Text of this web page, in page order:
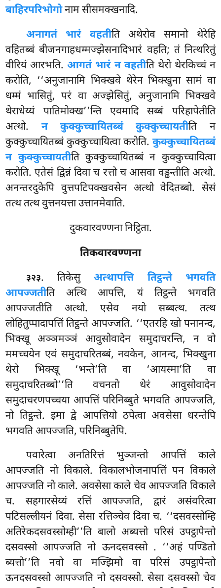
बाहिरपरिभोगोनाम सीसमक्खनादि.
अनागतं भारं वहतीति अथेरोव समानो थेरेहि
वहितब्बं बीजनगाहधम्मज्झेसनादिभारं वहति; तं नित्थरितुं
वीरियं आरभति.आगतं भारं न वहतीति थेरो थेरकिच्चं न
करोति, ‘‘अनुजानामि भिक्खवे थेरेन भिक्खुना सामं वा
धम्मं भासितुं, परं वा अज्झेसितुं, अनुजानामि भिक्खवे
थेराधेय्यं पातिमोक्ख’’न्ति एवमादि सब्बं परिहापेतीति
अत्थो. न कुक्कुच्चायितब्बं कुक्कुच्चायतीति न
कुक्कुच्चायितब्बं कुक्कुच्चायित्वा करोति. कुक्कुच्चायितब्बं
न कुक्कुच्चायतीति कुक्कुच्चायितब्बं न कुक्कुच्चायित्वा
करोति. एतेसं द्विन्नं दिवा च रत्तो च आसवा वड्ढन्तीति अत्थो.
अनन्तरदुकेपि वुत्तपटिपक्खवसेन अत्थो वेदितब्बो. सेसं
तत्थ तत्थ वुत्तनयत्ता उत्तानमेवाति.
दुकवारवण्णना निट्ठिता.
तिकवारवण्णना
३२३. तिकेसुअत्थापत्ति तिट्ठन्ते भगवति
आपज्जतीति अत्थि आपत्ति, यं तिट्ठन्ते भगवति
आपज्जतीति अत्थो. एसेव नयो सब्बत्थ. तत्थ
लोहितुप्पादापत्तिं तिट्ठन्ते आपज्जति. ‘‘एतरहि खो पनानन्द,
भिक्खू अञ्ञमञ्ञं आवुसोवादेन समुदाचरन्ति, न वो
ममच्चयेन एवं समुदाचरितब्बं, नवकेन, आनन्द, भिक्खुना
थेरो भिक्खू ‘भन्ते’ति वा ‘आयस्मा’ति वा
समुदाचरितब्बो’’ति वचनतो थेरं आवुसोवादेन
समुदाचरणपच्चया आपत्तिं परिनिब्बुते भगवति आपज्जति,
नो तिट्ठन्ते. इमा द्वे आपत्तियो ठपेत्वा अवसेसा धरन्तेपि
भगवति आपज्जति, परिनिब्बुतेपि.
पवारेत्वा अनतिरित्तं भुञ्जन्तो आपत्तिं काले
आपज्जति नो विकाले. विकालभोजनापत्तिं पन विकाले
आपज्जति नो काले. अवसेसाकाले चेव आपज्जति विकाले
च. सहगारसेय्यं रत्तिं आपज्जति, द्वारं असंवरित्वा
पटिसल्लीयनं दिवा. सेसा रत्तिञ्चेव दिवा च. ‘‘दसवस्सोम्हि
अतिरेकदसवस्सोम्ही’’ति बालो अब्यत्तो परिसं उपट्ठापेन्तो
दसवस्सो आपज्जति नो ऊनदसवस्सो . ‘‘अहं पण्डितो
ब्यत्तो’’ति नवो वा मज्झिमो वा परिसं उपट्ठापेन्तो
ऊनदसवस्सो आपज्जति नो दसवस्सो. सेसा दसवस्सो चेव